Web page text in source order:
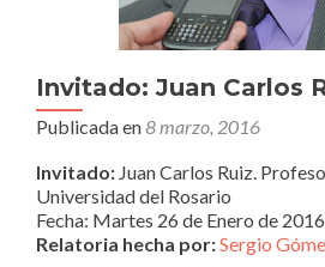
Invitado: Juan Carlos
Publicada en8 marzo, 2016
Invitado: Juan Carlos Ruiz.
Universidad del Rosario
Fecha: Martes 26 de Enero de 2016
Relatoria hecha por:Sergio